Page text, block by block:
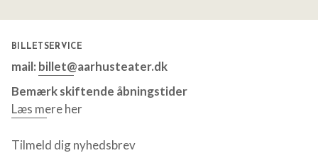
BILLETSERVICE
mail: billet@aarhusteater.dk
Bemærk skiftende åbningstider
Læs mere her
Tilmeld dig nyhedsbrev